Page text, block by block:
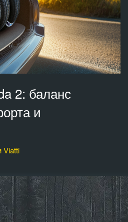
2: баланс
и
Viatti